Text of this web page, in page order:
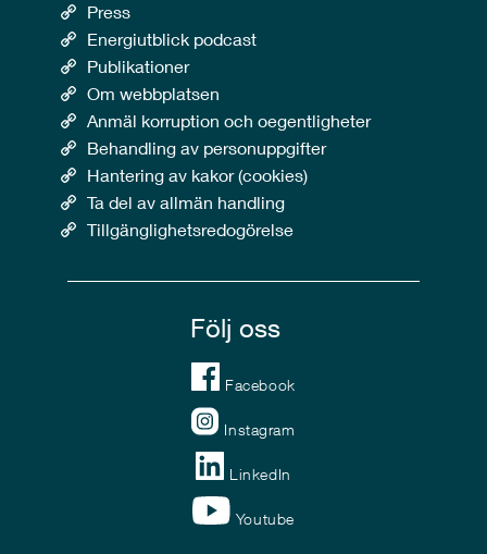
Press
Energiutblick podcast
Publikationer
Om webbplatsen
Anmäl korruption och oegentligheter
Behandling av personuppgifter
Hantering av kakor (cookies)
Ta del av allmän handling
Tillgänglighetsredogörelse
Följ oss
Facebook
Instagram
LinkedIn
Youtube